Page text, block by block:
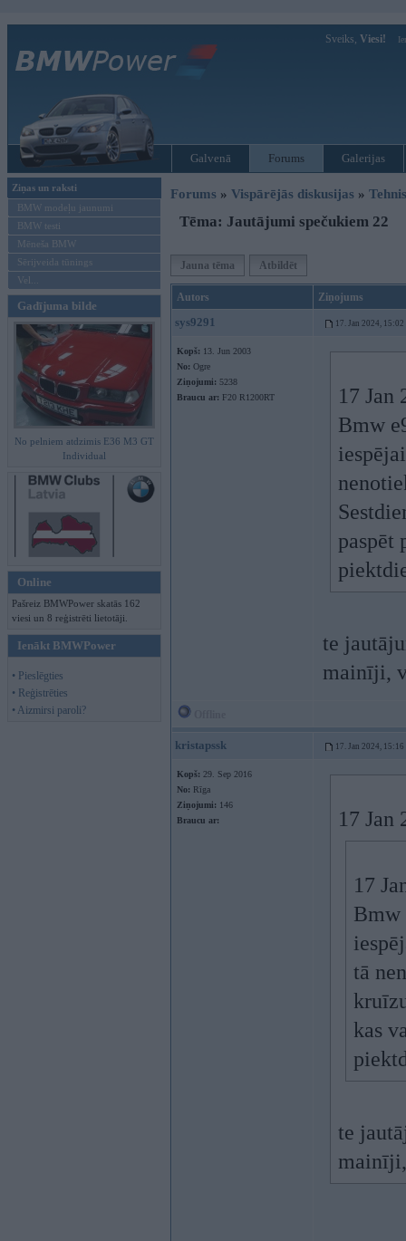
Sveiks, Viesi!
Galvenā Forums Galerijas
Ziņas un raksti
BMW modeļu jaunumi
BMW testi
Mēneša BMW
Sērijveida tūnings
Vel...
Gadījuma bilde
No pelniem atdzimis E36 M3 GT
Individual
Online
Pašreiz BMWPower skatās 162
viesi un 8 reģistrēti lietotāji.
Ienākt BMWPower
• Pieslēgties
• Reģistrēties
• Aizmirsi paroli?
Forums » Vispārējās diskusijas »
Tēma: Jautājumi spečukiem 22
Jauna tēma Atbildēt
Autors Ziņojums
sys9291 17. Jan 2024, 15:02
Kopš: 13. Jun 2003
No: Ogre
Ziņojumi: 5238
Braucu ar: F20 R1200RT
17 Jan
Bmw
paspēt
te
mainīji,
kristapssk 17. Jan 2024, 15:16
Kopš: 29. Sep 2016
No: Rīga
Ziņojumi: 146
Braucu ar:
17 Jan
17
Bmw
tā
kas
te